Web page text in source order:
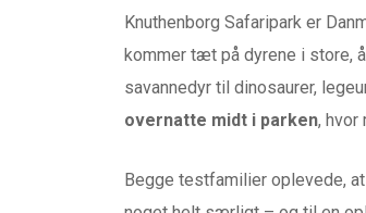
Knuthenborg Safaripark er
kommer tæt på dyrene i store,
savannedyr til dinosaurer,
overnatte midt i parken, hvor
Begge testfamilier oplevede,